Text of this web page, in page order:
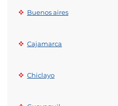
Buenos aires
Cajamarca
Chiclayo